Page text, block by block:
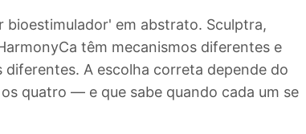
bioestimulador' em abstrato. Sculptra,
têm mecanismos diferentes e
diferentes. A escolha correta depende do
quatro — e que sabe quando cada um se